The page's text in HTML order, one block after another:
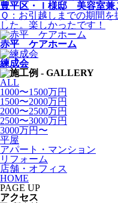
豊平区・Ｉ様邸 美容室兼
Ｑ：お引越しまでの期間
した。楽しかったです！
赤平 ケアホーム
練成会
ALL
1000〜1500万円
1500〜2000万円
2000〜2500万円
2500〜3000万円
3000万円〜
平屋
アパート・マンション
リフォーム
店舗・オフィス
HOME
PAGE UP
アクセス